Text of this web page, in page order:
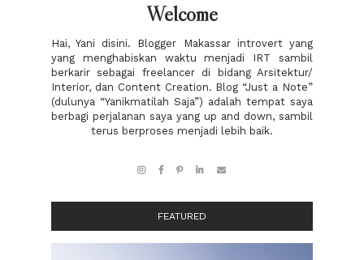
Welcome
Hai, Yani disini. Blogger Makassar introvert yang
yang menghabiskan waktu menjadi IRT sambil
berkarir sebagai freelancer di bidang Arsitektur/
Interior, dan Content Creation. Blog “Just a Note”
(dulunya “Yanikmatilah Saja”) adalah tempat saya
berbagi perjalanan saya yang up and down, sambil
terus berproses menjadi lebih baik.
FEATURED